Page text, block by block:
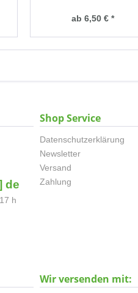
ab 6,50 € *
de
h
Shop Service
Datenschutzerklärung
Newsletter
Versand
Zahlung
Wir versenden mit: